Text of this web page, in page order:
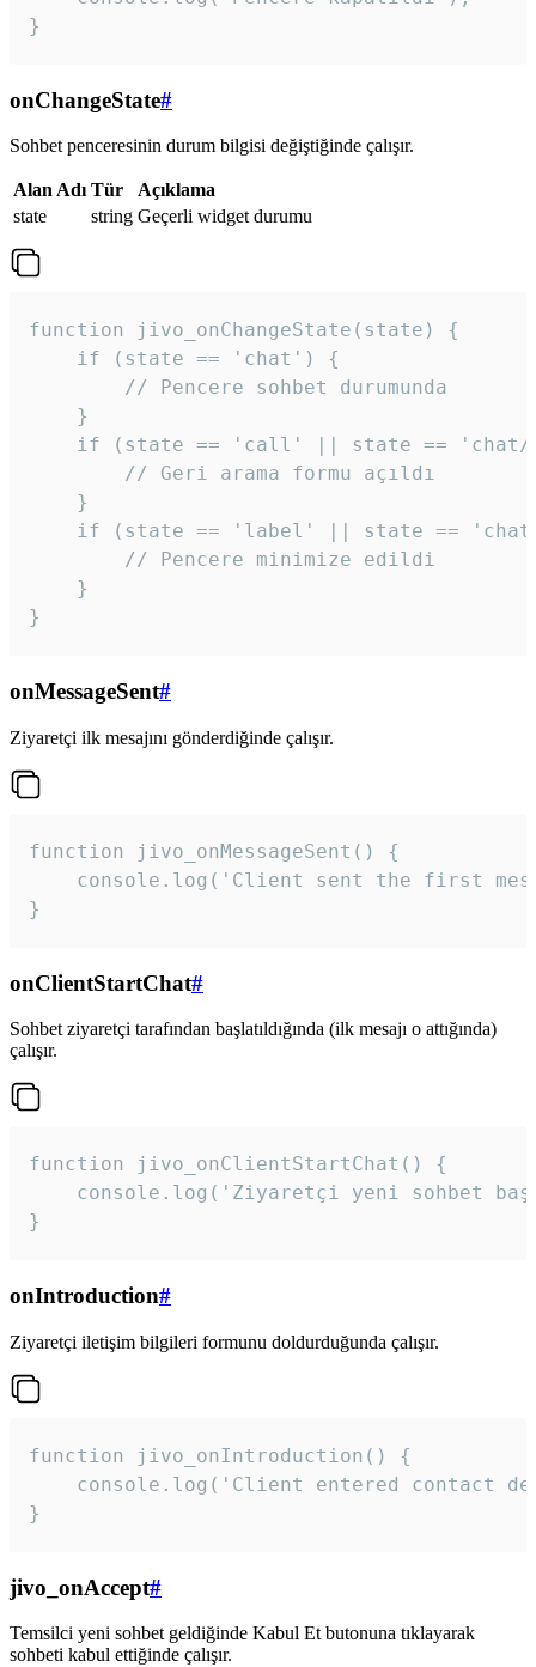
}
onChangeState#
Sohbet penceresinin durum bilgisi değiştiğinde çalışır.
Alan Adı Tür
Açıklama
state
string Geçerli widget durumu
function jivo_onChangeState(state) {
    if (state == 'chat') {
        // Pencere sohbet durumunda
    }
if (state == 'call' || state ==
        // Geri arama formu açıldı
    }
if (state == 'label' || state ==
        // Pencere minimize edildi
    }
}
onMessageSent#
Ziyaretçi ilk mesajını gönderdiğinde çalışır.
function jivo_onMessageSent() {
console.log('Client sent the first
}
onClientStartChat#
Sohbet ziyaretçi tarafından başlatıldığında (ilk mesajı o attığında)
çalışır.
function jivo_onClientStartChat() {
console.log('Ziyaretçi yeni sohbet
}
onIntroduction#
Ziyaretçi iletişim bilgileri formunu doldurduğunda çalışır.
function jivo_onIntroduction() {
console.log('Client entered contact
}
jivo_onAccept#
Temsilci yeni sohbet geldiğinde Kabul Et butonuna tıklayarak
sohbeti kabul ettiğinde çalışır.